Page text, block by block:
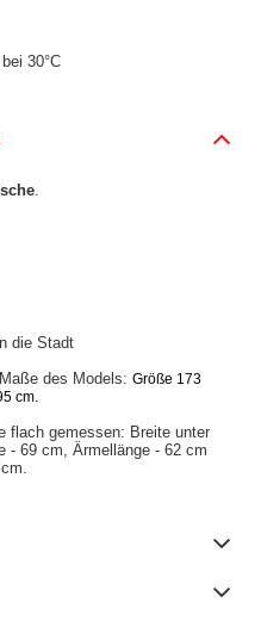
30°C
die Stadt
des Models: Größe 173
cm.
flach gemessen: Breite unter
- 69 cm, Ärmellänge - 62 cm